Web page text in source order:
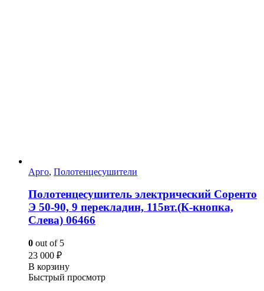
Арго, Полотенцесушители
Полотенцесушитель электрический Соренто
Э 50-90, 9 перекладин, 115вт.(К-кнопка,
Слева) 06466
0 out of 5
23 000 ₽
В корзину
Быстрый просмотр